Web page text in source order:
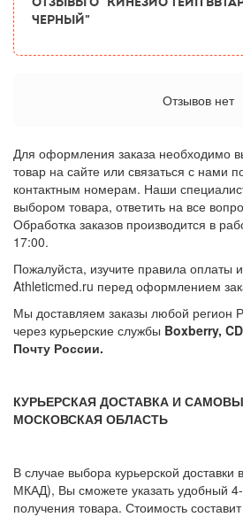
черный"
Отзывов нет
Для оформления заказа необходимо
товар на сайте или связаться с нами
контактным номерам. Наши
выбором товара, ответить на все
Обработка заказов производится в
17:00.
Пожалуйста, изучите правила оплаты
Athleticmed.ru перед оформлением
Мы доставляем заказы любой регион
через курьерские службы Boxberry,
Почту России.
КУРЬЕРСКАЯ ДОСТАВКА И
МОСКОВСКАЯ ОБЛАСТЬ
В случае выбора курьерской доставки
МКАД), Вы сможете указать удобный
получения товара. Стоимость составит